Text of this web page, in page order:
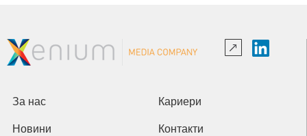
За нас Кариери
Новини Контакти